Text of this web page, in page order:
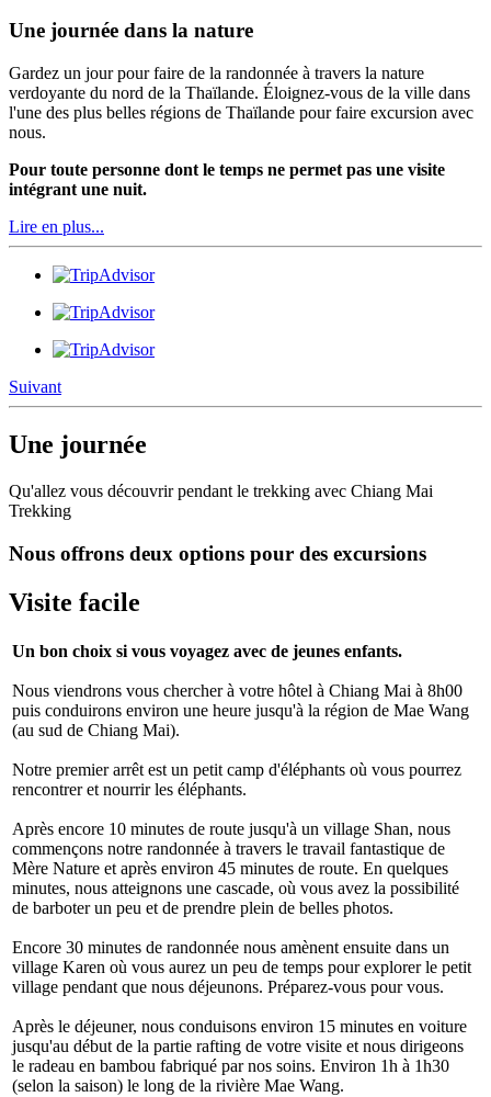
Une journée dans la nature
Gardez un jour pour faire de la randonnée à travers la nature
verdoyante du nord de la Thaïlande. Éloignez-vous de la ville dans
l'une des plus belles régions de Thaïlande pour faire excursion avec
nous.
Pour toute personne dont le temps ne permet pas une visite
intégrant une nuit.
Lire en plus...
Suivant
Une journée
Qu'allez vous découvrir pendant le trekking avec Chiang Mai
Trekking
Nous offrons deux options pour des excursions
Visite facile
Un bon choix si vous voyagez avec de jeunes enfants.
Nous viendrons vous chercher à votre hôtel à Chiang Mai à 8h00
puis conduirons environ une heure jusqu'à la région de Mae Wang
(au sud de Chiang Mai).
Notre premier arrêt est un petit camp d'éléphants où vous pourrez
rencontrer et nourrir les éléphants.
Après encore 10 minutes de route jusqu'à un village Shan, nous
commençons notre randonnée à travers le travail fantastique de
Mère Nature et après environ 45 minutes de route. En quelques
minutes, nous atteignons une cascade, où vous avez la possibilité
de barboter un peu et de prendre plein de belles photos.
Encore 30 minutes de randonnée nous amènent ensuite dans un
village Karen où vous aurez un peu de temps pour explorer le petit
village pendant que nous déjeunons. Préparez-vous pour vous.
Après le déjeuner, nous conduisons environ 15 minutes en voiture
jusqu'au début de la partie rafting de votre visite et nous dirigeons
le radeau en bambou fabriqué par nos soins. Environ 1h à 1h30
(selon la saison) le long de la rivière Mae Wang.